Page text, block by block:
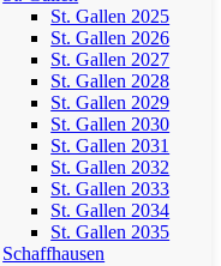
St. Gallen 2025
St. Gallen 2026
St. Gallen 2027
St. Gallen 2028
St. Gallen 2029
St. Gallen 2030
St. Gallen 2031
St. Gallen 2032
St. Gallen 2033
St. Gallen 2034
St. Gallen 2035
Schaffhausen